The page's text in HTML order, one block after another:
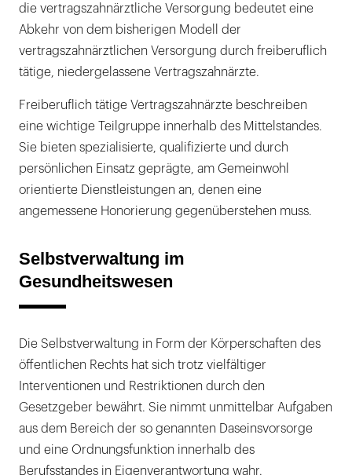
die vertragszahnärztliche Versorgung bedeutet eine
Abkehr von dem bisherigen Modell der
vertragszahnärztlichen Versorgung durch freiberuflich
tätige, niedergelassene Vertragszahnärzte.
Freiberuflich tätige Vertragszahnärzte beschreiben
eine wichtige Teilgruppe innerhalb des Mittelstandes.
Sie bieten spezialisierte, qualifizierte und durch
persönlichen Einsatz geprägte, am Gemeinwohl
orientierte Dienstleistungen an, denen eine
angemessene Honorierung gegenüberstehen muss.
Selbstverwaltung im
Gesundheitswesen
Die Selbstverwaltung in Form der Körperschaften des
öffentlichen Rechts hat sich trotz vielfältiger
Interventionen und Restriktionen durch den
Gesetzgeber bewährt. Sie nimmt unmittelbar Aufgaben
aus dem Bereich der so genannten Daseinsvorsorge
und eine Ordnungsfunktion innerhalb des
Berufsstandes in Eigenverantwortung wahr.